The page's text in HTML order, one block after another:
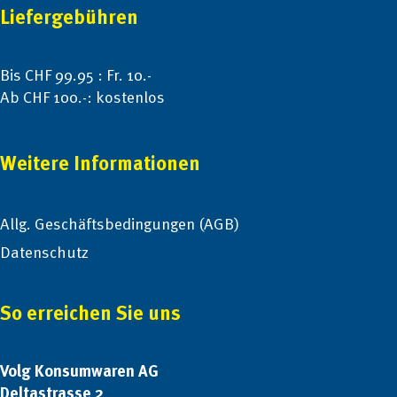
Liefergebühren
Bis CHF 99.95 : Fr. 10.-
Ab CHF 100.-: kostenlos
Weitere Informationen
Allg. Geschäftsbedingungen (AGB)
Datenschutz
So erreichen Sie uns
Volg Konsumwaren AG